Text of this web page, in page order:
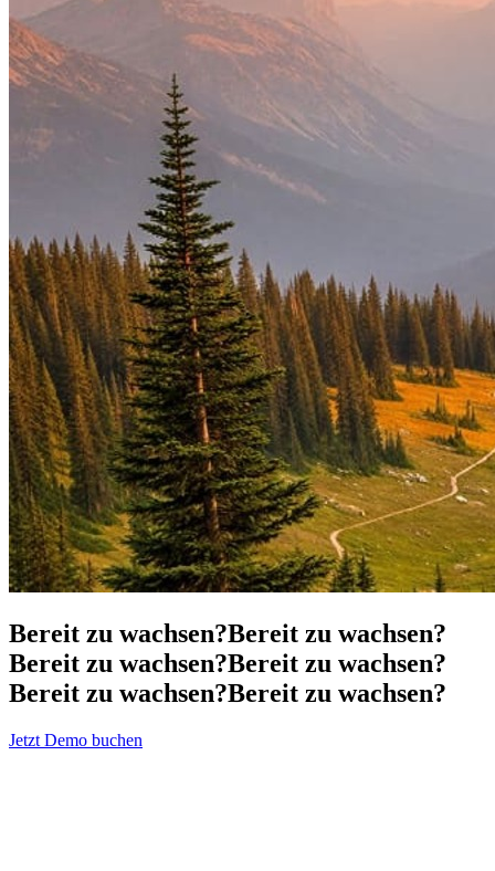
Bereit zu wachsen?Bereit zu wachsen?
Bereit zu wachsen?Bereit zu wachsen?
Bereit zu wachsen?Bereit zu wachsen?
Jetzt Demo buchen